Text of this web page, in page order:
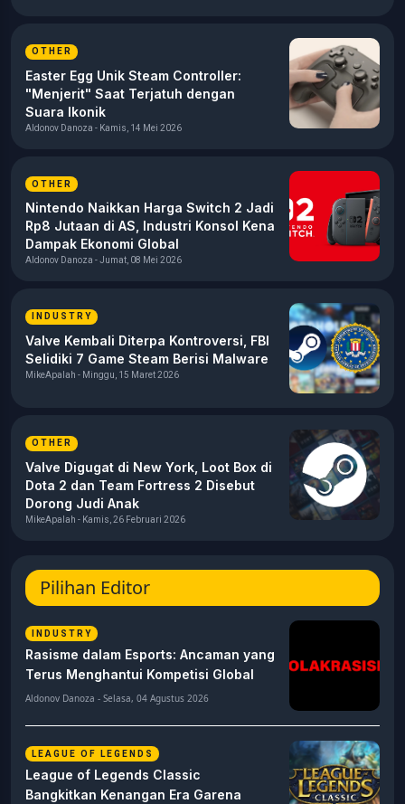
OTHER
Easter Egg Unik Steam Controller:
"Menjerit" Saat Terjatuh dengan
Suara Ikonik
Aldonov Danoza - Kamis, 14 Mei 2026
OTHER
Nintendo Naikkan Harga Switch 2 Jadi
Rp8 Jutaan di AS, Industri Konsol Kena
Dampak Ekonomi Global
Aldonov Danoza - Jumat, 08 Mei 2026
INDUSTRY
Valve Kembali Diterpa Kontroversi, FBI
Selidiki 7 Game Steam Berisi Malware
MikeApalah - Minggu, 15 Maret 2026
OTHER
Valve Digugat di New York, Loot Box di
Dota 2 dan Team Fortress 2 Disebut
Dorong Judi Anak
MikeApalah - Kamis, 26 Februari 2026
Pilihan Editor
INDUSTRY
Rasisme dalam Esports: Ancaman yang
Terus Menghantui Kompetisi Global
Aldonov Danoza - Selasa, 04 Agustus 2026
LEAGUE OF LEGENDS
League of Legends Classic
Bangkitkan Kenangan Era Garena